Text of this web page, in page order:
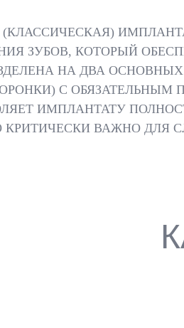
ЗУБОВ, КОТОРЫЙ
НА ДВА
С
ИМПЛАНТАТУ
КРИТИЧЕСКИ ВАЖНО